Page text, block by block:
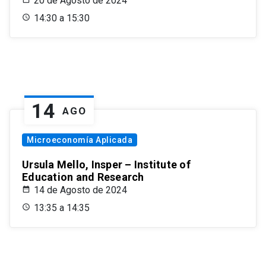
14:30 a 15:30
14 AGO
Microeconomía Aplicada
Ursula Mello, Insper – Institute of
Education and Research
14 de Agosto de 2024
13:35 a 14:35